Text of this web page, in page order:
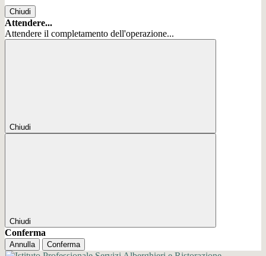
Chiudi
Attendere...
Attendere il completamento dell'operazione...
Chiudi
Chiudi
Conferma
Annulla Conferma